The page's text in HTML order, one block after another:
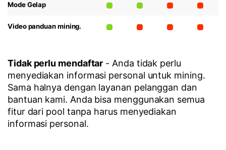
Mode Gelap
Video panduan mining.
Tidak perlu mendaftar - Anda tidak perlu
menyediakan informasi personal untuk mining.
Sama halnya dengan layanan pelanggan dan
bantuan kami. Anda bisa menggunakan semua
fitur dari pool tanpa harus menyediakan
informasi personal.